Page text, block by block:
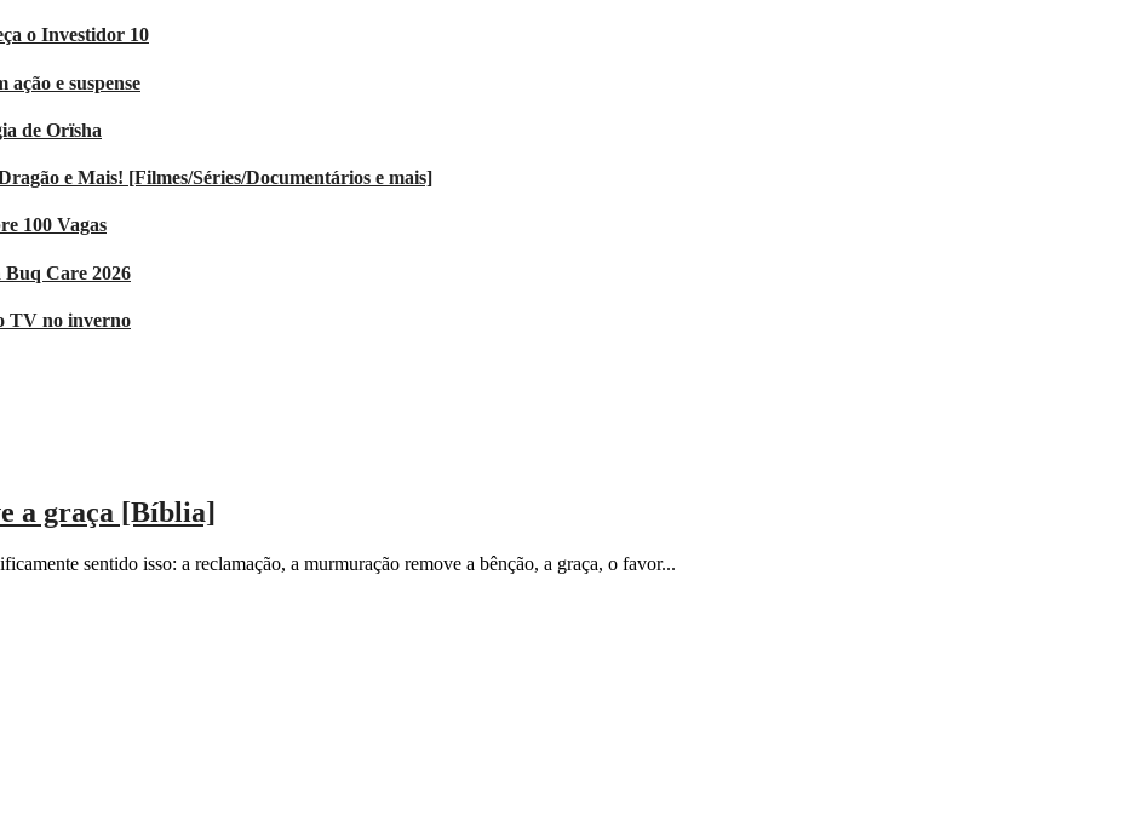
o Investidor 10
e suspense
de Orïsha
e Mais! [Filmes/Séries/Documentários e mais]
100 Vagas
Buq Care 2026
TV no inverno
a graça [Bíblia]
sentido isso: a reclamação, a murmuração remove a bênção, a graça, o favor...